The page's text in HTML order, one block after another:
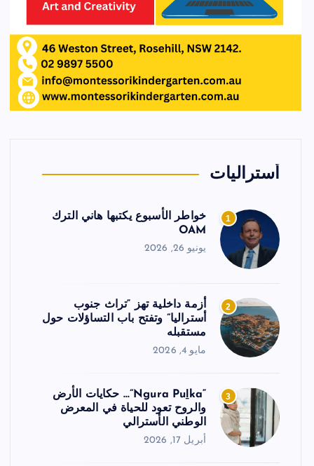
أستراليات
1
خواطر الأسبوع يكتبها هاني الترك
OAM
يونيو 26, 2026
2
أزمة داخلية تهز “تراث جنوب
أستراليا” وتفتح باب التساؤلات حول
مستقبله
مايو 4, 2026
3
“Ngura Puḻka”… حكايات الأرض
والروح تعود للحياة في المعرض
الوطني الأسترالي
أبريل 17, 2026